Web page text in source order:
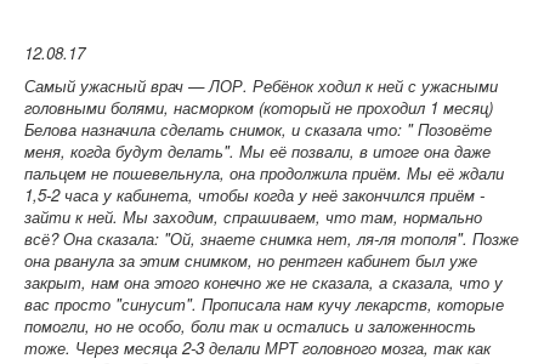
12.08.17
Самый ужасный врач — ЛОР. Ребёнок ходил к ней с ужасными
головными болями, насморком (который не проходил 1 месяц)
Белова назначила сделать снимок, и сказала что: " Позовёте
меня, когда будут делать". Мы её позвали, в итоге она даже
пальцем не пошевельнула, она продолжила приём. Мы её ждали
1,5-2 часа у кабинета, чтобы когда у неё закончился приём -
зайти к ней. Мы заходим, спрашиваем, что там, нормально
всё? Она сказала: "Ой, знаете снимка нет, ля-ля тополя". Позже
она рванула за этим снимком, но рентген кабинет был уже
закрыт, нам она этого конечно же не сказала, а сказала, что у
вас просто "синусит". Прописала нам кучу лекарств, которые
помогли, но не особо, боли так и остались и заложенность
тоже. Через месяца 2-3 делали МРТ головного мозга, так как